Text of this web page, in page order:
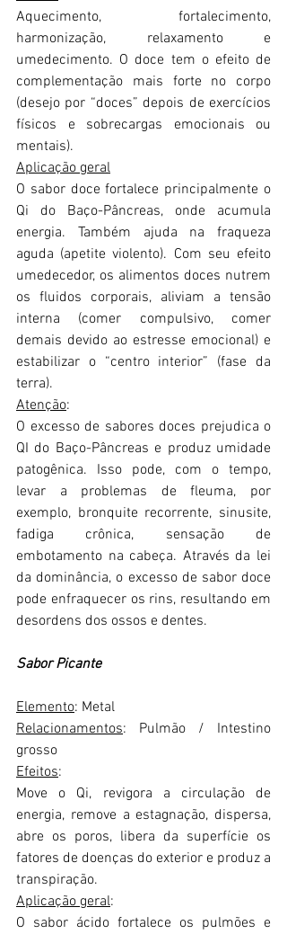
Aquecimento, fortalecimento,
harmonização, relaxamento e
umedecimento. O doce tem o efeito de
complementação mais forte no corpo
(desejo por “doces” depois de exercícios
físicos e sobrecargas emocionais ou
mentais).
Aplicação geral
O sabor doce fortalece principalmente o
Qi do Baço-Pâncreas, onde acumula
energia. Também ajuda na fraqueza
aguda (apetite violento). Com seu efeito
umedecedor, os alimentos doces nutrem
os fluidos corporais, aliviam a tensão
interna (comer compulsivo, comer
demais devido ao estresse emocional) e
estabilizar o “centro interior” (fase da
terra).
Atenção:
O excesso de sabores doces prejudica o
QI do Baço-Pâncreas e produz umidade
patogênica. Isso pode, com o tempo,
levar a problemas de fleuma, por
exemplo, bronquite recorrente, sinusite,
fadiga crônica, sensação de
embotamento na cabeça. Através da lei
da dominância, o excesso de sabor doce
pode enfraquecer os rins, resultando em
desordens dos ossos e dentes.
Sabor Picante
Elemento: Metal
Relacionamentos: Pulmão / Intestino
grosso
Efeitos:
Move o Qi, revigora a circulação de
energia, remove a estagnação, dispersa,
abre os poros, libera da superfície os
fatores de doenças do exterior e produz a
transpiração.
Aplicação geral:
O sabor ácido fortalece os pulmões e